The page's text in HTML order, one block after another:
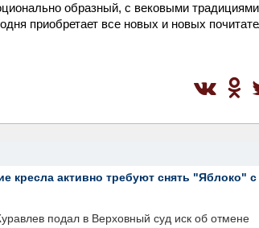
образный, с вековыми традициями
приобретает все новых и новых
кресла активно требуют снять "Яблоко" с
подал в Верховный суд иск об отмене